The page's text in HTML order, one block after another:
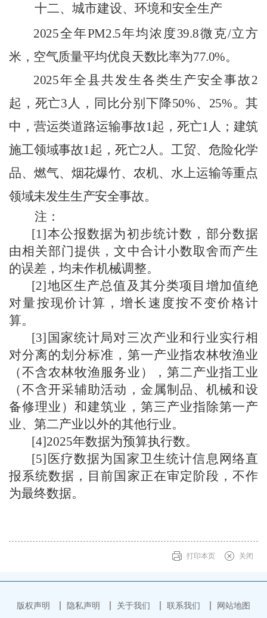
十二、城市建设、环境和安全生产
2025全年PM2.5年均浓度39.8微克/立方
米，空气质量平均优良天数比率为77.0%。
2025年全县共发生各类生产安全事故2
起，死亡3 人，同比分别下降50%、 25%。其
中，营运类道路运输事故1起，死亡1 人；建筑
施工领域事故1 起，死亡2人。工贸、危险化学
品、燃气、烟花爆竹、农机、水上运输等重点
领域未发生生产安全事故。
注：
[1]本公报数据为初步统计数，部分数据
由相关部门提供，文中合计小数取舍而产生
的误差，均未作机械调整。
[2]地区生产总值及其分类项目增加值绝
对量按现价计算，增长速度按不变价格计
算。
[3] 国家统计局对三次产业和行业实行相
对分离的划分标准，第一产业指农林牧渔业
（不含农林牧渔服务业），第二产业指工业
（不含开采辅助活动，金属制品、机械和设
备修理业）和建筑业，第三产业指除第一产
业、第二产业以外的其他行业。
[4]2025年数据为预算执行数。
[5] 医疗数据为国家卫生统计信息网络直
报系统数据， 目前国家正在审定阶段，不作
为最终数据。
打印本页 关闭
版权声明 隐私声明 关于我们 联系我们 网站地图